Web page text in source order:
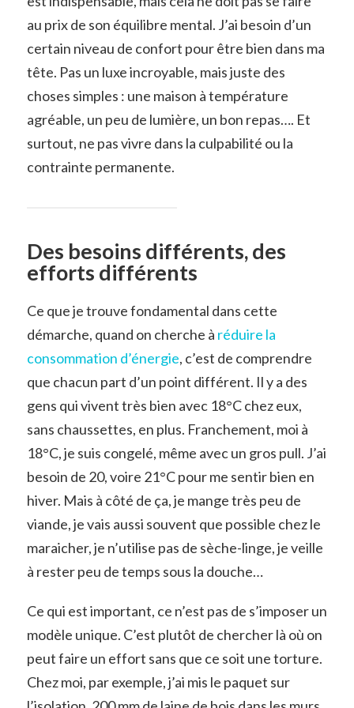
au prix de son équilibre mental. J’ai besoin d’un
certain niveau de confort pour être bien dans ma
tête. Pas un luxe incroyable, mais juste des
choses simples : une maison à température
agréable, un peu de lumière, un bon repas…. Et
surtout, ne pas vivre dans la culpabilité ou la
contrainte permanente.
Des besoins différents, des
efforts différents
Ce que je trouve fondamental dans cette
démarche, quand on cherche à réduire la
consommation d’énergie, c’est de comprendre
que chacun part d’un point différent. Il y a des
gens qui vivent très bien avec 18°C chez eux,
sans chaussettes, en plus. Franchement, moi à
18°C, je suis congelé, même avec un gros pull. J’ai
besoin de 20, voire 21°C pour me sentir bien en
hiver. Mais à côté de ça, je mange très peu de
viande, je vais aussi souvent que possible chez le
maraicher, je n’utilise pas de sèche-linge, je veille
à rester peu de temps sous la douche…
Ce qui est important, ce n’est pas de s’imposer un
modèle unique. C’est plutôt de chercher là où on
peut faire un effort sans que ce soit une torture.
Chez moi, par exemple, j’ai mis le paquet sur